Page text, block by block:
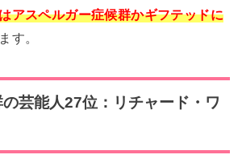
アスペルガー症候群かギフテッドに
す。
芸能人27位：リチャード・ワ